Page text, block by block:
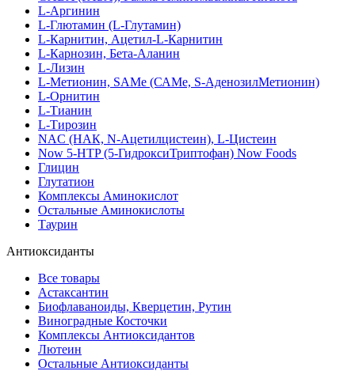
L-Аргинин
L-Глютамин (L-Глутамин)
L-Карнитин, Ацетил-L-Карнитин
L-Карнозин, Бета-Аланин
L-Лизин
L-Метионин, SAMe (САМе, S-АденозилМетионин)
L-Орнитин
L-Тианин
L-Тирозин
NAC (НАК, N-Ацетилцистеин), L-Цистеин
Now 5-HTP (5-ГидроксиТриптофан) Now Foods
Глицин
Глутатион
Комплексы Аминокислот
Остальные Аминокислоты
Таурин
Антиоксиданты
Все товары
Астаксантин
Биофлаваноиды, Кверцетин, Рутин
Виноградные Косточки
Комплексы Антиоксидантов
Лютеин
Остальные Антиоксиданты